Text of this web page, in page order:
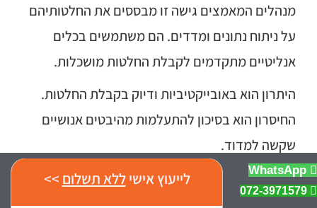
מנהלים המאמצים גישה זו מבססים את החלטותיהם
על ניתוח נתונים ומדדים. הם משתמשים בכלים
אנליטיים מתקדמים לקבלת החלטות מושכלות.
היתרון הוא באובייקטיביות ודיוק בקבלת החלטות.
החיסרון הוא בסיכון להתעלמות מהיבטים אנושיים
שקשה למדוד.
לייעוץ אישיללא תשלום >> WhatsApp
072-3971579